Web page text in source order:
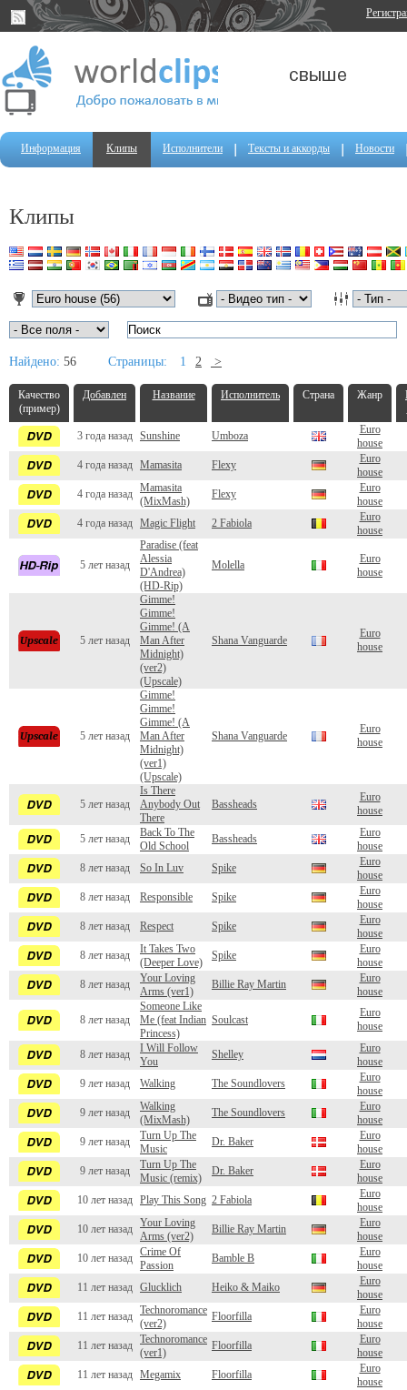
Информация Клипы Исполнители Тексты и аккорды Новости
Клипы
Найдено: 56 Страницы: 1 2 >
Качество
(пример)
Добавлен Название Исполнитель Страна Жанр
3 года назад Sunshine Umboza
Euro
house
4 года назад
Mamasita Flexy
Euro
house
4 года назад
Mamasita
(MixMash)
Flexy
Euro
house
4 года назад
Magic Flight 2 Fabiola
Euro
house
5 лет назад
Paradise (feat
Alessia
D'Andrea)
(HD-Rip)
Molella
Euro
house
5 лет назад
Gimme!
Gimme!
Gimme! (A
Man After
Midnight)
(ver2)
(Upscale)
Shana Vanguarde
Euro
house
5 лет назад
Gimme!
Gimme!
Gimme! (A
Man After
Midnight)
(ver1)
(Upscale)
Shana Vanguarde
Euro
house
5 лет назад
Is There
Anybody Out
There
Bassheads
Euro
house
5 лет назад
Back To The
Old School
Bassheads
Euro
house
8 лет назад
So In Luv Spike
Euro
house
8 лет назад
Responsible Spike
Euro
house
8 лет назад
Respect Spike
Euro
house
8 лет назад
It Takes Two
(Deeper Love)
Spike
Euro
house
8 лет назад
Your Loving
Arms (ver1)
Billie Ray Martin
Euro
house
8 лет назад
Someone Like
Me (feat Indian
Princess)
Soulcast
Euro
house
8 лет назад
I Will Follow
You
Shelley
Euro
house
9 лет назад
Walking The Soundlovers
Euro
house
9 лет назад
Walking
(MixMash)
The Soundlovers
Euro
house
9 лет назад
Turn Up The
Music
Dr. Baker
Euro
house
9 лет назад
Turn Up The
Music (remix)
Dr. Baker
Euro
house
10 лет назад
Play This Song 2 Fabiola
Euro
house
10 лет назад
Your Loving
Arms (ver2)
Billie Ray Martin
Euro
house
10 лет назад
Crime Of
Passion
Bamble B
Euro
house
11 лет назад
Glucklich Heiko & Maiko
Euro
house
11 лет назад
Technoromance
(ver2)
Floorfilla
Euro
house
11 лет назад
Technoromance
(ver1)
Floorfilla
Euro
house
11 лет назад
Megamix Floorfilla
Euro
house